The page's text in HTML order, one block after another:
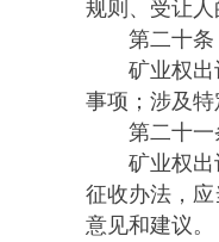
规则、受让
第二十条
矿业权出让
事项；涉及
第二十一条
矿业权出让
征收办法，
意见和建议。